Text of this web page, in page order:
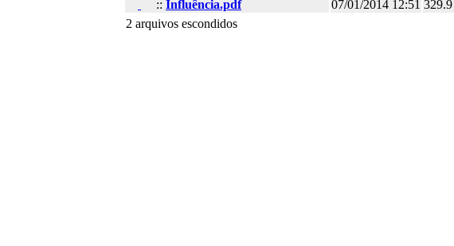
:: Influência.pdf 07/01/2014 12:51
2 arquivos escondidos